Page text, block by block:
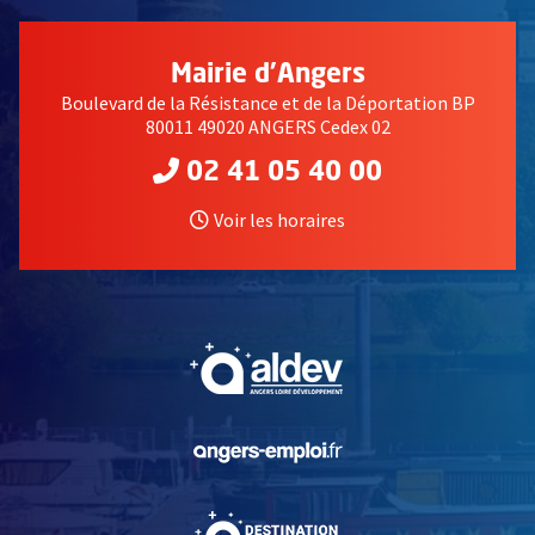
Mairie d'Angers
Boulevard de la Résistance et de la Déportation BP
80011 49020 ANGERS Cedex 02
02 41 05 40 00
Voir les horaires
, Ouvre une nouvelle